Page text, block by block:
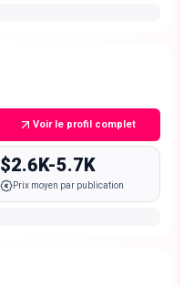
Voir le profil complet
$2.6K-5.7K
Prix moyen par publication